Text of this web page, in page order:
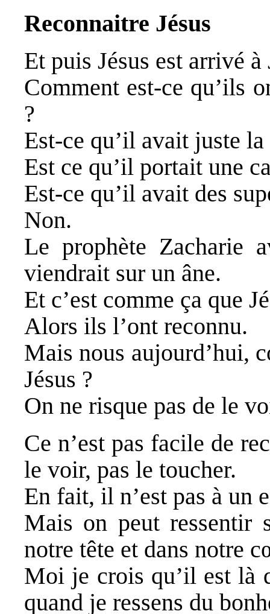
Reconnaitre Jésus
Et puis Jésus est arrivé à
Comment est-ce qu’ils
?
Est-ce qu’il avait juste la
Est ce qu’il portait une
Est-ce qu’il avait des
Non.
Le prophète Zacharie
viendrait sur un âne.
Et c’est comme ça que
Alors ils l’ont reconnu.
Mais nous aujourd’hui,
Jésus ?
On ne risque pas de le
Ce n’est pas facile de
le voir, pas le toucher.
En fait, il n’est pas à un
Mais on peut ressentir
notre tête et dans notre
Moi je crois qu’il est là
quand je ressens du